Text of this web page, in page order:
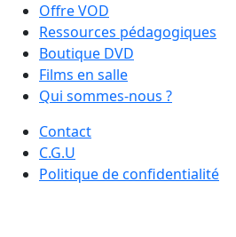
Offre VOD
Ressources pédagogiques
Boutique DVD
Films en salle
Qui sommes-nous ?
Contact
C.G.U
Politique de confidentialité